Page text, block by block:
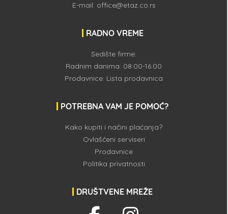
E-mail: office@etaz.co.rs
RADNO VREME
Sedište firme:
Radnim danima: 08:00-16:00
Prodavnice: Lista prodavnica
POTREBNA VAM JE POMOĆ?
Kako kupiti i načini plaćanja?
Ovlašćeni serviseri
Prodavnice
Politika privatnosti
DRUŠTVENE MREŽE